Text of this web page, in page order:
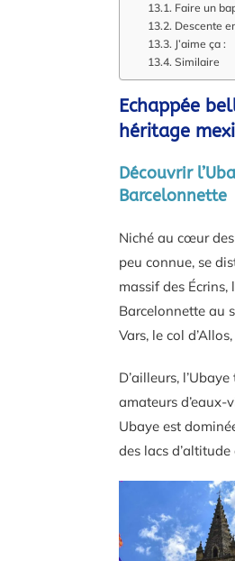
Faire un
Descente
J’aime ça :
Similaire
Echappée
héritage
Découvrir
Barcelonnette
Niché au cœur
peu connue, se
massif des
Barcelonnette au
Vars, le col
D’ailleurs,
amateurs
Ubaye est
des lacs